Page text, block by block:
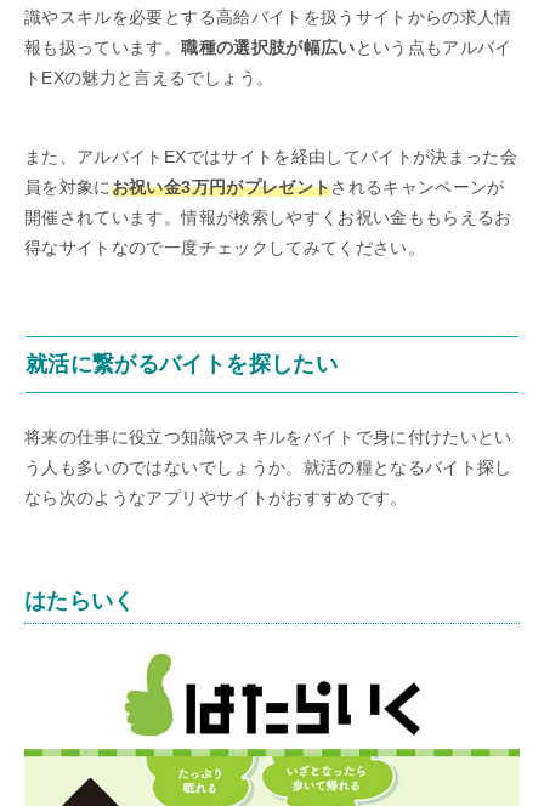
識やスキルを必要とする高給バイトを扱うサイトからの求人情
報も扱っています。職種の選択肢が幅広いという点もアルバイ
トEXの魅力と言えるでしょう。
また、アルバイトEXではサイトを経由してバイトが決まった会
員を対象にお祝い金3万円がプレゼントされるキャンペーンが
開催されています。情報が検索しやすくお祝い金ももらえるお
得なサイトなので一度チェックしてみてください。
就活に繋がるバイトを探したい
将来の仕事に役立つ知識やスキルをバイトで身に付けたいとい
う人も多いのではないでしょうか。就活の糧となるバイト探し
なら次のようなアプリやサイトがおすすめです。
はたらいく